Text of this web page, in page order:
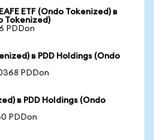
ETF (Ondo Tokenized) в
Tokenized)
PDDon
в PDD Holdings (Ondo
PDDon
в PDD Holdings (Ondo
PDDon